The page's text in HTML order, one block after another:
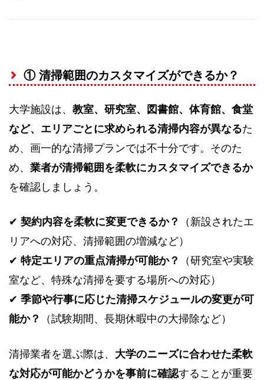
① 清掃範囲のカスタマイズができるか？
大学施設は、 教室、研究室、図書館、体育館、食堂
など、エリアごとに求められる清掃内容が異なるた
め、画一的な清掃プランでは不十分です。そのた
め、 業者が清掃範囲を柔軟にカスタマイズできるか
を確認しましょう。
✔ 契約内容を柔軟に変更できるか？
（新設されたエ
リアへの対応、清掃範囲の増減など）
✔ 特定エリアの重点清掃が可能か？
（研究室や実験
室など、特殊な清掃を要する場所への対応）
✔ 季節や行事に応じた清掃スケジュールの変更が可
能か？
（試験期間、長期休暇中の大掃除など）
清掃業者を選ぶ際は、 大学のニーズに合わせた柔軟
な対応が可能かどうかを事前に確認することが重要